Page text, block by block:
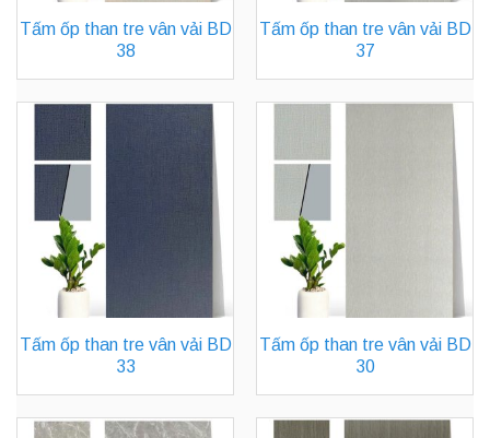
Tấm ốp than tre vân vải BD
38
Tấm ốp than tre vân vải BD
37
Tấm ốp than tre vân vải BD
33
Tấm ốp than tre vân vải BD
30